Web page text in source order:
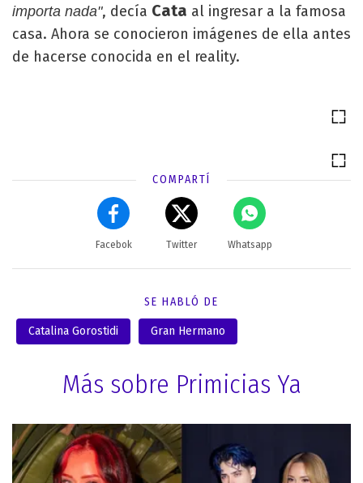
importa nada", decía Cata al ingresar a la famosa
casa. Ahora se conocieron imágenes de ella antes
de hacerse conocida en el reality.
COMPARTÍ
Facebok Twitter Whatsapp
SE HABLÓ DE
Catalina Gorostidi Gran Hermano
Más sobre Primicias Ya